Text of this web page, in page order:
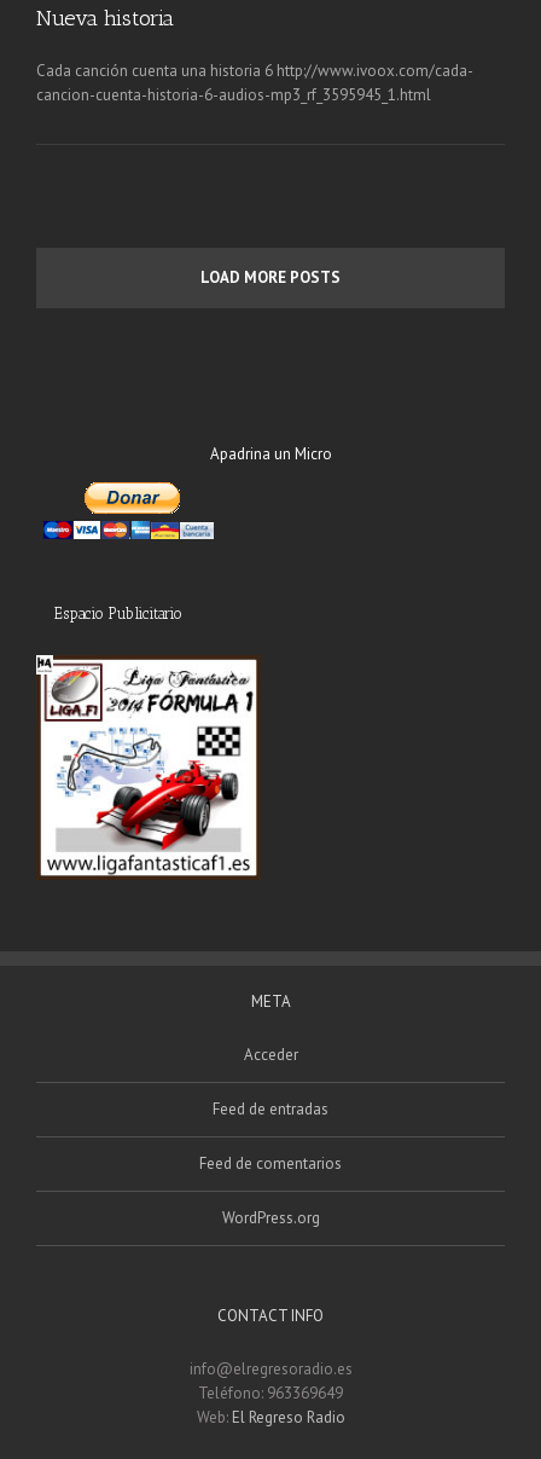
Nueva historia
Cada canción cuenta una historia 6 http://www.ivoox.com/cada-
cancion-cuenta-historia-6-audios-mp3_rf_3595945_1.html
LOAD MORE POSTS
Apadrina un Micro
Espacio Publicitario
META
Acceder
Feed de entradas
Feed de comentarios
WordPress.org
CONTACT INFO
info@elregresoradio.es
Teléfono: 963369649
Web: El Regreso Radio